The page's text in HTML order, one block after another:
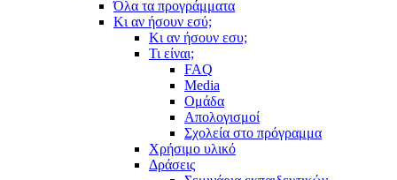
Όλα τα προγράμματα
Κι αν ήσουν εσύ;
Κι αν ήσουν εσυ;
Τι είναι;
FAQ
Media
Ομάδα
Απολογισμοί
Σχολεία στο πρόγραμμα
Χρήσιμο υλικό
Δράσεις